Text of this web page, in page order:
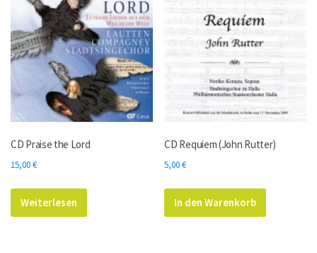
CD Praise the Lord
15,00€
Weiterlesen
CD Requiem (John Rutter)
5,00€
In den Warenkorb